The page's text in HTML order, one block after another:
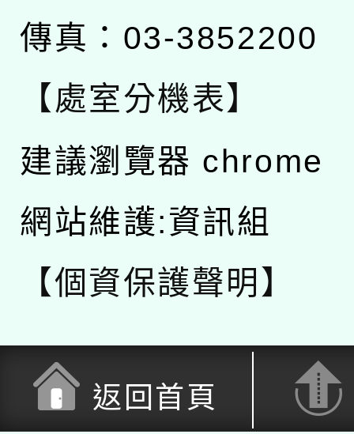
傳真：03-3852200
【處室分機表】
建議瀏覽器 chrome
網站維護:資訊組
【個資保護聲明】
返回首頁